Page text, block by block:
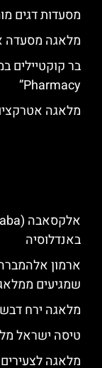
מסעדות דגים
מלאגה מסעדה
Pharmacy”
מלאגה
באנדלוסיה
שמגיעים
מלאגה ירח דבש
טיסה ישראל
מלאגה